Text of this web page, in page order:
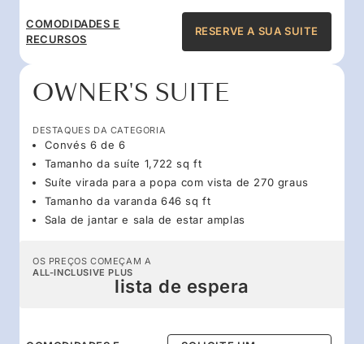
COMODIDADES E
RECURSOS
RESERVE A SUA SUITE
OWNER'S SUITE
DESTAQUES DA CATEGORIA
Convés 6 de 6
Tamanho da suíte 1,722 sq ft
Suíte virada para a popa com vista de 270 graus
Tamanho da varanda 646 sq ft
Sala de jantar e sala de estar amplas
OS PREÇOS COMEÇAM A
ALL-INCLUSIVE PLUS
lista de espera